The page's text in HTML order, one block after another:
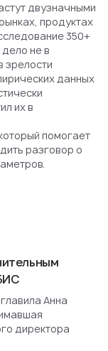
двузначными
продуктах
350+
не в
зрелости
данных
их в
помогает
разговор о
Анна
директора